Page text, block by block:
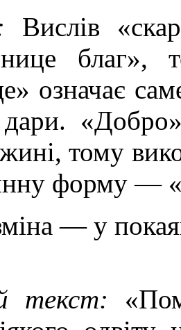
Вислів
благ»,
означає
дари.
тому
форму —
— у
текст: